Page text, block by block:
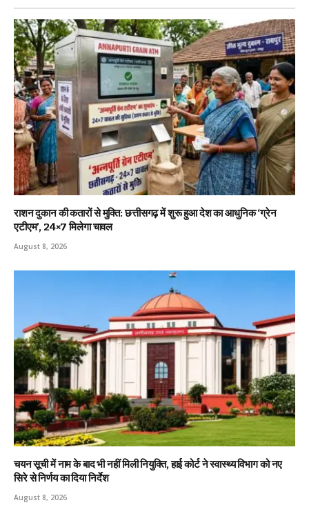
राशन दुकान की कतारों से मुक्ति: छत्तीसगढ़ में शुरू हुआ देश का आधुनिक ‘ग्रेन
एटीएम’, 24×7 मिलेगा चावल
August 8, 2026
चयन सूची में नाम के बाद भी नहीं मिली नियुक्ति, हाई कोर्ट ने स्वास्थ्य विभाग को नए
सिरे से निर्णय का दिया निर्देश
August 8, 2026